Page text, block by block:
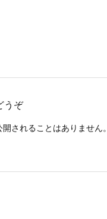
うぞ
されることはありません。